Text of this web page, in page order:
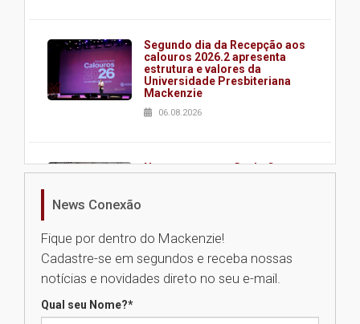
Segundo dia da Recepção aos
calouros 2026.2 apresenta
estrutura e valores da
Universidade Presbiteriana
Mackenzie
06.08.2026
Nova apresentação do Centro
Universidade Mackenzie
realizará nova edição da Feira
News Conexão
Fique por dentro do Mackenzie!
Cadastre-se em segundos e receba nossas
notícias e novidades direto no seu e-mail.
Qual seu Nome?*